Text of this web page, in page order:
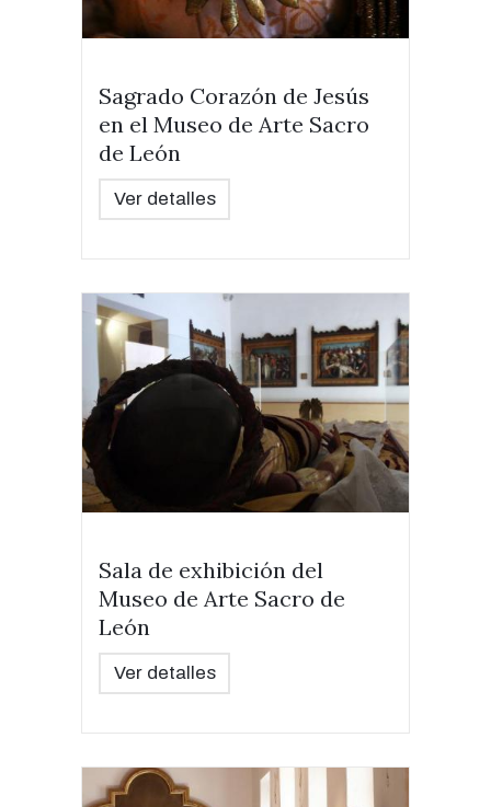
Sagrado Corazón de Jesús
en el Museo de Arte Sacro
de León
Ver detalles
Sala de exhibición del
Museo de Arte Sacro de
León
Ver detalles